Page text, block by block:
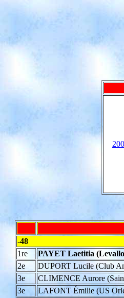
-48
1re
PAYET Laetitia
2e
DUPORT Lucile (Club
3e
CLIMENCE Aurore
3e
LAFONT Émilie (US